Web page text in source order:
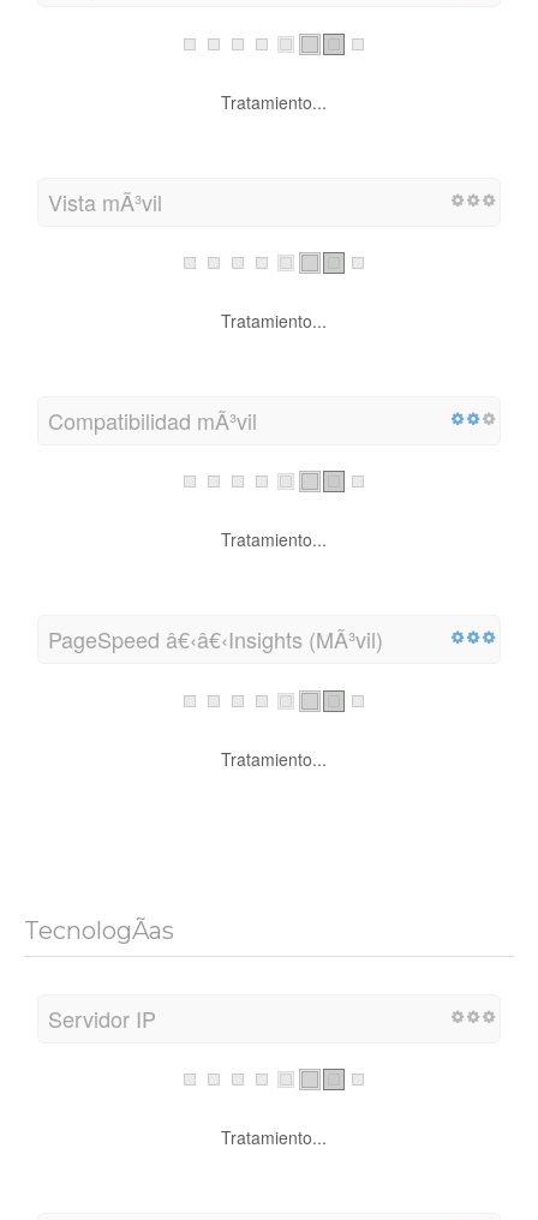
Tratamiento...
Vista mÃ³vil
Tratamiento...
Compatibilidad mÃ³vil
Tratamiento...
PageSpeed â€‹â€‹Insights (MÃ³vil)
Tratamiento...
TecnologÃ­as
Servidor IP
Tratamiento...